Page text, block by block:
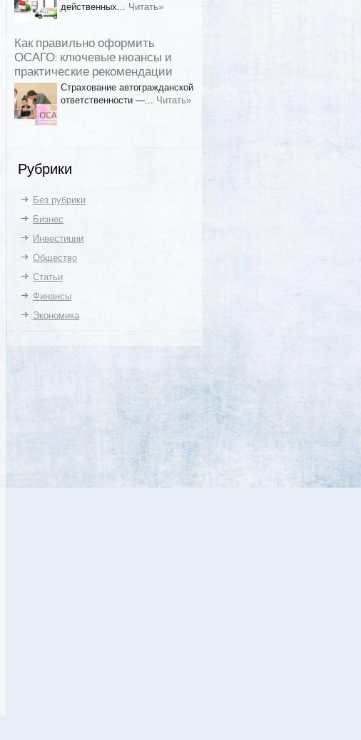
действенных... Читать»
Как правильно оформить
ОСАГО: ключевые нюансы и
практические рекомендации
Страхование автогражданской
ответственности —... Читать»
Рубрики
Без рубрики
Бизнес
Инвестиции
Общество
Статьи
Финансы
Экономика